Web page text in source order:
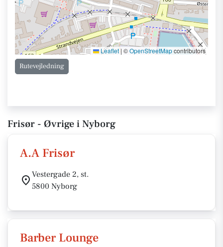
Leaflet | ©OpenStreetMapcontributors
Rutevejledning
Frisør - Øvrige i Nyborg
A.A Frisør
Vestergade 2, st.
5800 Nyborg
Barber Lounge